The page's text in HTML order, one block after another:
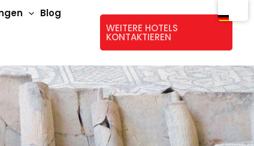
Blog
WEITERE HOTELS
KONTAKTIEREN